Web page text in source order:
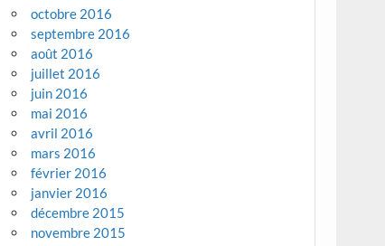
octobre 2016
septembre 2016
août 2016
juillet 2016
juin 2016
mai 2016
avril 2016
mars 2016
février 2016
janvier 2016
décembre 2015
novembre 2015